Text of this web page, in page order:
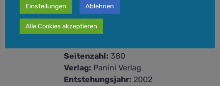
Format:edles Hardcovercover, 28,5 x
Seitenzahl: 380
Verlag: Panini Verlag
Entstehungsjahr: 2002
Einstellungen Ablehnen
Alle Cookies akzeptieren